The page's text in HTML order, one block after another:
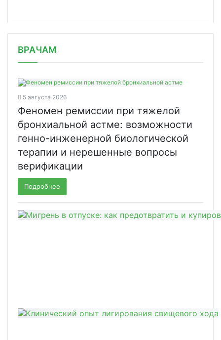
ВРАЧАМ
5 августа 2026
Феномен ремиссии при тяжелой
бронхиальной астме: возможности
генно-инженерной биологической
терапии и нерешенные вопросы
верификации
Подробнее